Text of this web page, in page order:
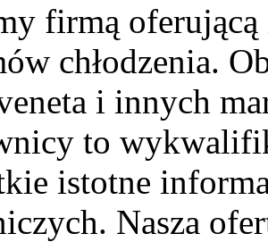
firmą
chłodzenia.
i innych
to
istotne
Nasza